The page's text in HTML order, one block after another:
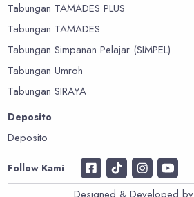
Tabungan TAMADES PLUS
Tabungan TAMADES
Tabungan Simpanan Pelajar (SIMPEL)
Tabungan Umroh
Tabungan SIRAYA
Deposito
Deposito
Follow Kami